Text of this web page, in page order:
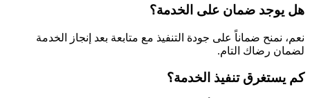
هل يوجد ضمان على الخدمة؟
نعم، نمنح ضماناً على جودة التنفيذ مع متابعة بعد إنجاز الخدمة
لضمان رضاك التام.
كم يستغرق تنفيذ الخدمة؟